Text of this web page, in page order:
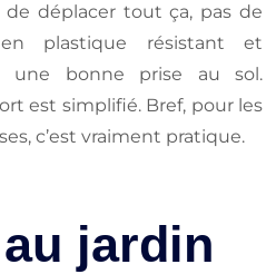
déplacer tout ça, pas de
plastique résistant et
une bonne prise au sol.
est simplifié. Bref, pour les
c’est vraiment pratique.
jardin